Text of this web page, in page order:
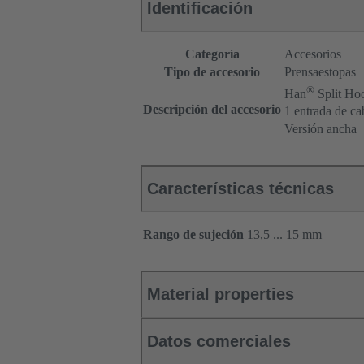
Identificación
Categoría
Accesorios
Tipo de accesorio
Prensaestopas
Descripción del accesorio
Han® Split
1 entrada de
Versión ancha
Características técnicas
Rango de sujeción 13,5 ... 15 mm
Material properties
Datos comerciales